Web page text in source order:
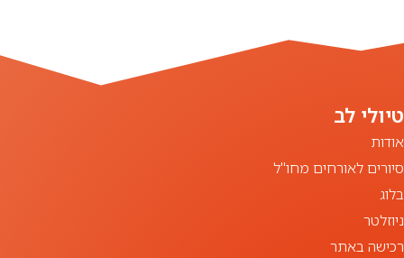
אודות
סיורים לאורחים מחו"ל
בלוג
ניוזלטר
רכישה באתר